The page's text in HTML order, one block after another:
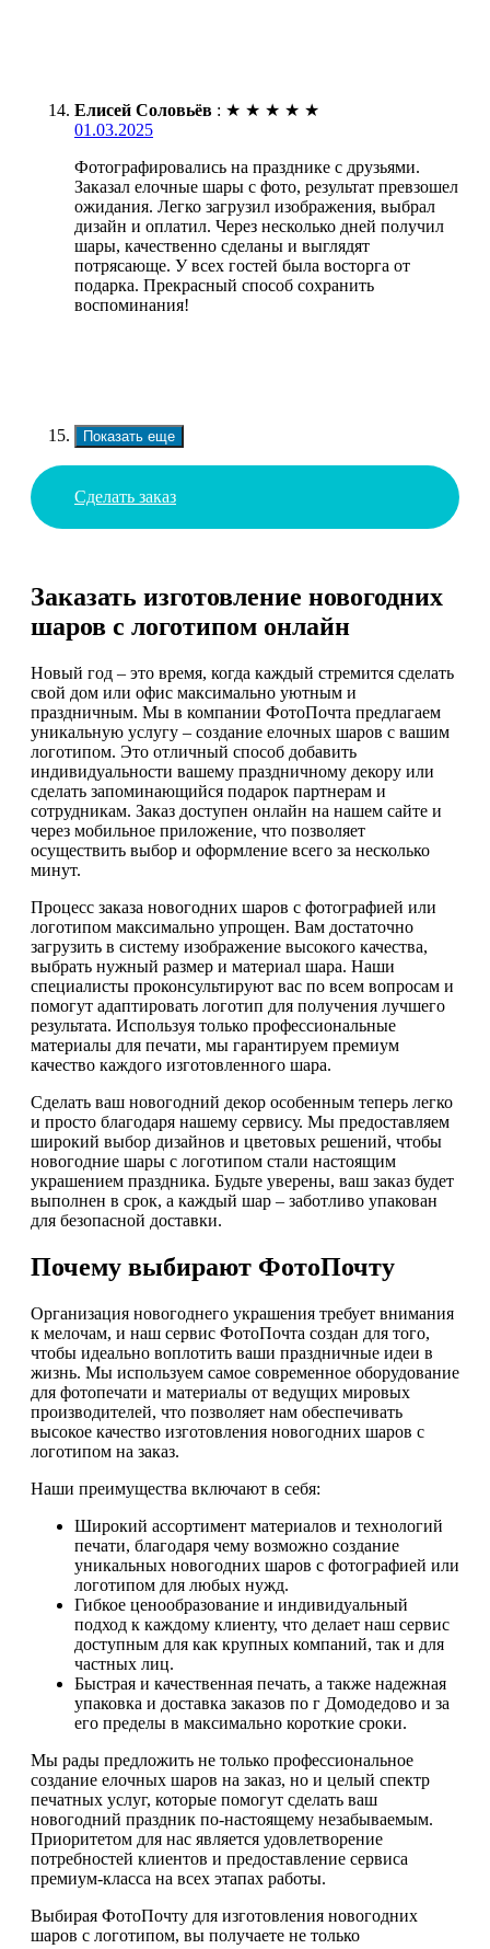
Елисей Соловьёв : ★ ★ ★ ★ ★
01.03.2025
Фотографировались на празднике с друзьями.
Заказал елочные шары с фото, результат превзошел
ожидания. Легко загрузил изображения, выбрал
дизайн и оплатил. Через несколько дней получил
шары, качественно сделаны и выглядят
потрясающе. У всех гостей была восторга от
подарка. Прекрасный способ сохранить
воспоминания!
Показать еще
Сделать заказ
Заказать изготовление новогодних
шаров с логотипом онлайн
Новый год – это время, когда каждый стремится сделать
свой дом или офис максимально уютным и
праздничным. Мы в компании ФотоПочта предлагаем
уникальную услугу – создание елочных шаров с вашим
логотипом. Это отличный способ добавить
индивидуальности вашему праздничному декору или
сделать запоминающийся подарок партнерам и
сотрудникам. Заказ доступен онлайн на нашем сайте и
через мобильное приложение, что позволяет
осуществить выбор и оформление всего за несколько
минут.
Процесс заказа новогодних шаров с фотографией или
логотипом максимально упрощен. Вам достаточно
загрузить в систему изображение высокого качества,
выбрать нужный размер и материал шара. Наши
специалисты проконсультируют вас по всем вопросам и
помогут адаптировать логотип для получения лучшего
результата. Используя только профессиональные
материалы для печати, мы гарантируем премиум
качество каждого изготовленного шара.
Сделать ваш новогодний декор особенным теперь легко
и просто благодаря нашему сервису. Мы предоставляем
широкий выбор дизайнов и цветовых решений, чтобы
новогодние шары с логотипом стали настоящим
украшением праздника. Будьте уверены, ваш заказ будет
выполнен в срок, а каждый шар – заботливо упакован
для безопасной доставки.
Почему выбирают ФотоПочту
Организация новогоднего украшения требует внимания
к мелочам, и наш сервис ФотоПочта создан для того,
чтобы идеально воплотить ваши праздничные идеи в
жизнь. Мы используем самое современное оборудование
для фотопечати и материалы от ведущих мировых
производителей, что позволяет нам обеспечивать
высокое качество изготовления новогодних шаров с
логотипом на заказ.
Наши преимущества включают в себя:
Широкий ассортимент материалов и технологий
печати, благодаря чему возможно создание
уникальных новогодних шаров с фотографией или
логотипом для любых нужд.
Гибкое ценообразование и индивидуальный
подход к каждому клиенту, что делает наш сервис
доступным для как крупных компаний, так и для
частных лиц.
Быстрая и качественная печать, а также надежная
упаковка и доставка заказов по г Домодедово и за
его пределы в максимально короткие сроки.
Мы рады предложить не только профессиональное
создание елочных шаров на заказ, но и целый спектр
печатных услуг, которые помогут сделать ваш
новогодний праздник по-настоящему незабываемым.
Приоритетом для нас является удовлетворение
потребностей клиентов и предоставление сервиса
премиум-класса на всех этапах работы.
Выбирая ФотоПочту для изготовления новогодних
шаров с логотипом, вы получаете не только